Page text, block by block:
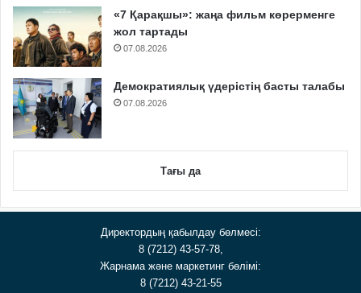
«7 Қарақшы»: жаңа фильм көрерменге
жол тартады
07.08.2026
Демократиялық үдерістің басты талабы
07.08.2026
Тағы да
Директордың қабылдау бөлмесі:
8 (7212) 43-57-78,
Жарнама және маркетинг бөлімі:
8 (7212) 43-21-55